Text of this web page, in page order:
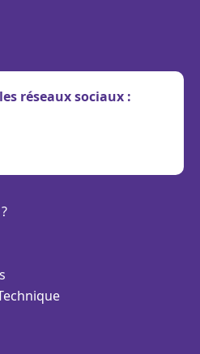
réseaux sociaux :